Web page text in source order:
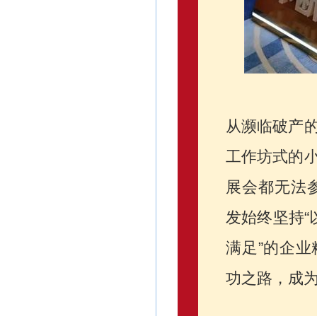
从濒临破产
工作坊式的
展会都无法
发始终坚持“
满足”的企
功之路，成